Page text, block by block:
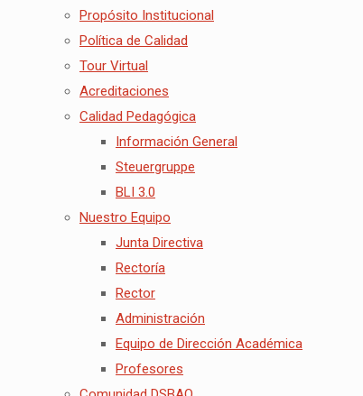
Propósito Institucional
Política de Calidad
Tour Virtual
Acreditaciones
Calidad Pedagógica
Información General
Steuergruppe
BLI 3.0
Nuestro Equipo
Junta Directiva
Rectoría
Rector
Administración
Equipo de Dirección Académica
Profesores